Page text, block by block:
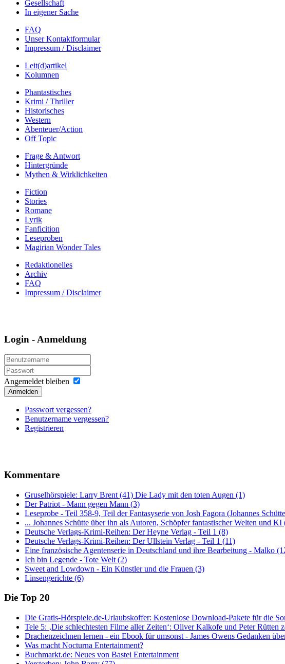
Gesellschaft
In eigener Sache
FAQ
Unser Kontaktformular
Impressum / Disclaimer
Leit(d)artikel
Kolumnen
Phantastisches
Krimi / Thriller
Historisches
Western
Abenteuer/Action
Off Topic
Frage & Antwort
Hintergründe
Mythen & Wirklichkeiten
Fiction
Stories
Romane
Lyrik
Fanficition
Leseproben
Magirian Wonder Tales
Redaktionelles
Archiv
FAQ
Impressum / Disclaimer
Login - Anmeldung
Angemeldet bleiben
Anmelden
Passwort vergessen?
Benutzername vergessen?
Registrieren
Kommentare
Gruselhörspiele: Larry Brent (41) Die Lady mit den toten Augen (1)
Der Patriot - Mann gegen Mann (3)
Leseprobe - Teil 358-9, Teil der Fantasyserie von Josh Fagora (Johannes
... Johannes Schütte über ihn als Autoren, Schöpfer fantastischer Welten und KI
Deutsche Verlags-Krimi-Reihen: Der Heyne Verlag - Teil 1 (8)
Deutsche Verlags-Krimi-Reihen: Der Ullstein Verlag - Teil 1 (11)
Eine französische Agentenserie in Deutschland und ihre Bearbeitung - Malko
Ich bin Legende - Tote Welt (2)
Sweet and Lowdown - Ein Künstler und die Frauen (3)
Linsengerichte (6)
Die Top 20
Die Gratis-Hörspiele.de-Urlaubskoffer: Kostenlose Download-Pakete für die
Tele 5: ‚Die schlechtesten Filme aller Zeiten‘: Oliver Kalkofe und Peter Rütten
Drachenzeichnen lernen - ein Ebook für umsonst - James Owens Gedanken
Was macht Nocturna Entertainment?
Buchmarkt.de: Neues von Bastei Entertainment